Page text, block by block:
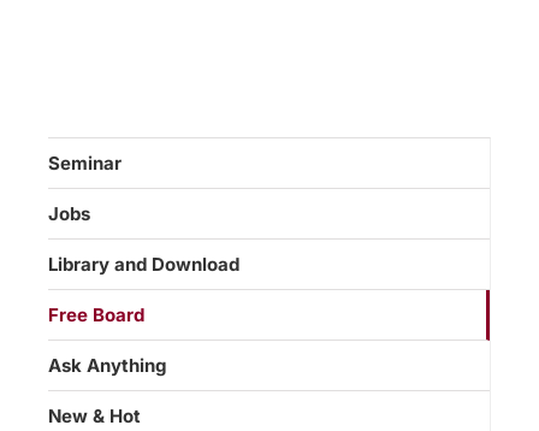
Seminar
Jobs
Library and Download
Free Board
Ask Anything
New & Hot